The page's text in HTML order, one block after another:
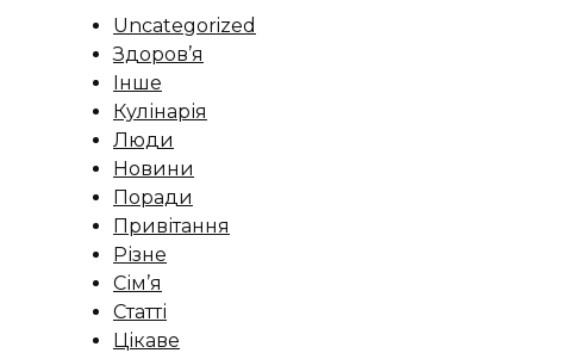
Uncategorized
Здоров’я
Інше
Кулінарія
Люди
Новини
Поради
Привітання
Різне
Сім’я
Статті
Цікаве